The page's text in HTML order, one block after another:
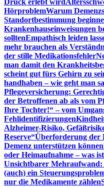
Druck erlebt wird
HörproblemWarum
Standortbestimmung
Krankenhauseinweisungen
solltenEmpathisch leiden
mehr brauchen als
der stille Medikationsfehler
man damit den
scheint gut fürs Gehirn zu
handhaben – wie geht man
Pflegeversicherung:
der Betroffenen ab als vom
Ihre Tochter!“ – vom
Fehlidentifizierungen
Alzheimer-Risiko,
Reserve“Überforderung der
Demenz unterstützen können
oder Heimaufnahme – was
Unsichtbarer Mehraufwand:
(auch) ein
nur die Medikamente zählen